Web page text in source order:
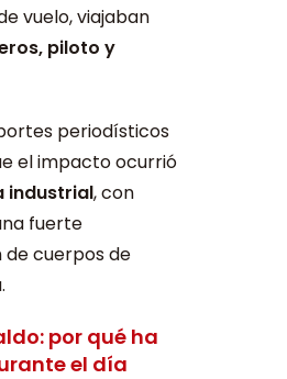
vuelo, viajaban
piloto y
periodísticos
el impacto ocurrió
industrial, con
fuerte
de cuerpos de
por qué ha
el día